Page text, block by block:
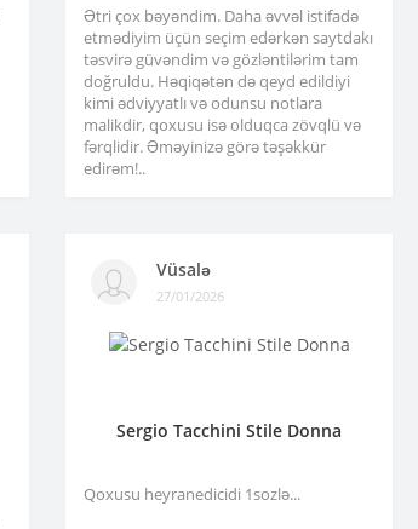
Ətri çox bəyəndim. Daha əvvəl istifadə
etmədiyim üçün seçim edərkən saytdakı
təsvirə güvəndim və gözləntilərim tam
doğruldu. Həqiqətən də qeyd edildiyi
kimi ədviyyatlı və odunsu notlara
malikdir, qoxusu isə olduqca zövqlü və
fərqlidir. Əməyinizə görə təşəkkür
edirəm!..
Vüsalə
27/01/2026
Sergio Tacchini Stile Donna
Qoxusu heyranedicidi 1sozlə...